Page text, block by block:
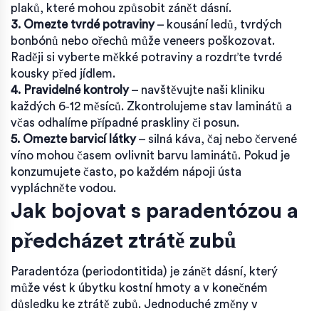
plaků, které mohou způsobit zánět dásní.
3. Omezte tvrdé potraviny– kousání ledů, tvrdých
bonbónů nebo ořechů může veneers poškozovat.
Raději si vyberte měkké potraviny a rozdrťte tvrdé
kousky před jídlem.
4. Pravidelné kontroly– navštěvujte naši kliniku
každých 6‑12 měsíců. Zkontrolujeme stav laminátů a
včas odhalíme případné praskliny či posun.
5. Omezte barvicí látky– silná káva, čaj nebo červené
víno mohou časem ovlivnit barvu laminátů. Pokud je
konzumujete často, po každém nápoji ústa
vypláchněte vodou.
Jak bojovat s paradentózou a
předcházet ztrátě zubů
Paradentóza (periodontitida) je zánět dásní, který
může vést k úbytku kostní hmoty a v konečném
důsledku ke ztrátě zubů. Jednoduché změny v